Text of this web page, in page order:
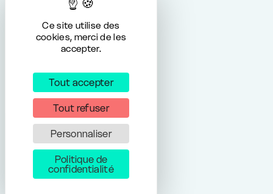
Ce site utilise des
cookies, merci de les
accepter.
Tout accepter
Tout refuser
Personnaliser
Politique de
confidentialité